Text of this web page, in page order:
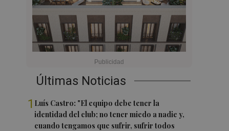
Últimas Noticias
1 Luís Castro: "El equipo debe tener la
identidad del club; no tener miedo a nadie y,
cuando tengamos que sufrir, sufrir todos